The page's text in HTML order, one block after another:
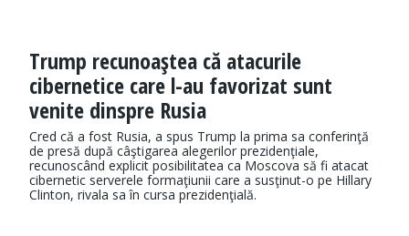
Trump recunoaştea că atacurile
cibernetice care l-au favorizat sunt
venite dinspre Rusia
Cred că a fost Rusia, a spus Trump la prima sa conferinţă
de presă după câştigarea alegerilor prezidenţiale,
recunoscând explicit posibilitatea ca Moscova să fi atacat
cibernetic serverele formaţiunii care a susţinut-o pe Hillary
Clinton, rivala sa în cursa prezidenţială.